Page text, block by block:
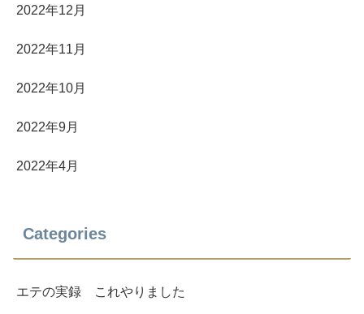
2022年12月
2022年11月
2022年10月
2022年9月
2022年4月
Categories
エテの実録 これやりました